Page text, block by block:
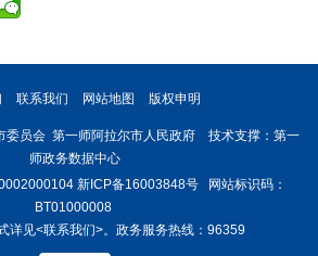
联系我们 网站地图 版权申明
委员会 第一师阿拉尔市人民政府 技术支撑：第一
师政务数据中心
新ICP备16003848号网站标识码：
BT01000008
详见<联系我们>。政务服务热线：96359